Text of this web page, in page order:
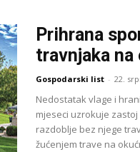
Prihrana
travnjaka na
Gospodarski list - 22.
Nedostatak vlage i
mjeseci uzrokuje
razdoblje bez njege
žućenjem trave na